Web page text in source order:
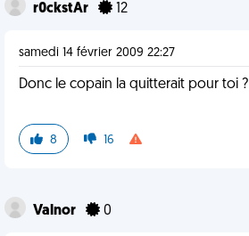
r0ckstAr 12
samedi 14 février 2009 22:27
Donc le copain la quitterait pour toi ?
8 16
Valnor 0